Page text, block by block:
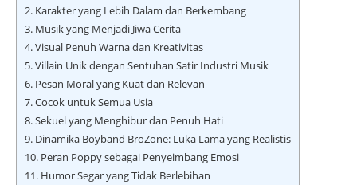
2. Karakter yang Lebih Dalam dan Berkembang
3. Musik yang Menjadi Jiwa Cerita
4.Visual Penuh Warna dan Kreativitas
5.Villain Unik dengan Sentuhan Satir Industri Musik
6. Pesan Moral yang Kuat dan Relevan
7.Cocok untuk Semua Usia
8.Sekuel yang Menghibur dan Penuh Hati
9. Dinamika Boyband BroZone: Luka Lama yang Realistis
10. Peran Poppy sebagai Penyeimbang Emosi
11. Humor Segar yang Tidak Berlebihan